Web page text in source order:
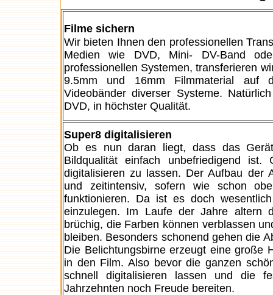
Filme sichern
Wir bieten Ihnen den professionellen
Medien wie DVD, Mini- DV-Band
professionellen Systemen, transferieren
9.5mm und 16mm Filmmaterial auf
Videobänder diverser Systeme.
DVD, in höchster Qualität.
Super8 digitalisieren
Ob es nun daran liegt, dass das
Bildqualität einfach unbefriedigend
digitalisieren zu lassen. Der Aufbau der
und zeitintensiv, sofern wie schon
funktionieren. Da ist es doch
einzulegen. Im Laufe der Jahre altern
brüchig, die Farben können verblassen
bleiben. Besonders schonend gehen die
Die Belichtungsbirne erzeugt eine große
in den Film. Also bevor die ganzen
schnell digitalisieren lassen und die
Jahrzehnten noch Freude bereiten.